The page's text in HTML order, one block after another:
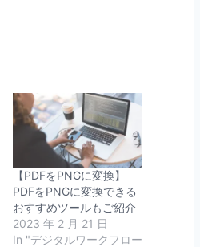
【PDFをPNGに変換】
PDFをPNGに変換できる
おすすめツールもご紹介
2023 年 2 月 21 日
In "デジタルワークフロー